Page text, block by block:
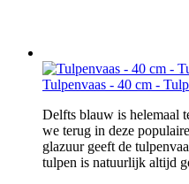
Tulpenvaas - 40 cm -
Delfts blauw is helemaal
we terug in deze
glazuur geeft de
tulpen is natuurlijk altijd